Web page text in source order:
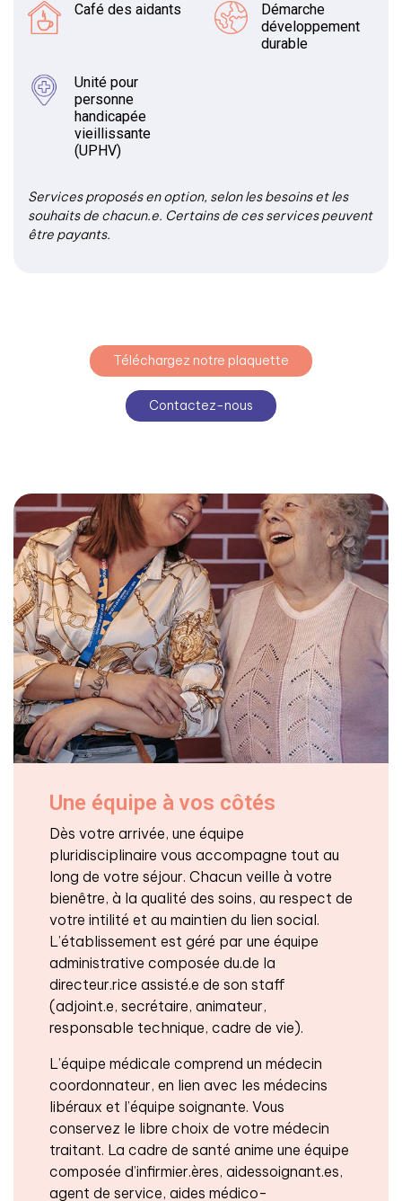
Café des aidants
Démarche
développement
durable
Unité pour
personne
handicapée
vieillissante
(UPHV)
Services proposés en option, selon les besoins et les
souhaits de chacun.e. Certains de ces services peuvent
être payants.
Téléchargez notre plaquette
Contactez-nous
Une équipe à vos côtés
Dès votre arrivée, une équipe
pluridisciplinaire vous accompagne tout au
long de votre séjour. Chacun veille à votre
bienêtre, à la qualité des soins, au respect de
votre intilité et au maintien du lien social.
L’établissement est géré par une équipe
administrative composée du.de la
directeur.rice assisté.e de son staff
(adjoint.e, secrétaire, animateur,
responsable technique, cadre de vie).
L’équipe médicale comprend un médecin
coordonnateur, en lien avec les médecins
libéraux et l’équipe soignante. Vous
conservez le libre choix de votre médecin
traitant. La cadre de santé anime une équipe
composée d’infirmier.ères, aidessoignant.es,
agent de service, aides médico-